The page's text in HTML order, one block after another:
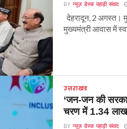
BYन्यूज़ डेस्क पहाड़ी संवाद
देहरादून, 2 अगस्त।
मुख्यमंत्री आवास में
उत्तराखंड
‘जन-जन की
चरण में 1.34 लाख
BYन्यूज़ डेस्क पहाड़ी संवाद